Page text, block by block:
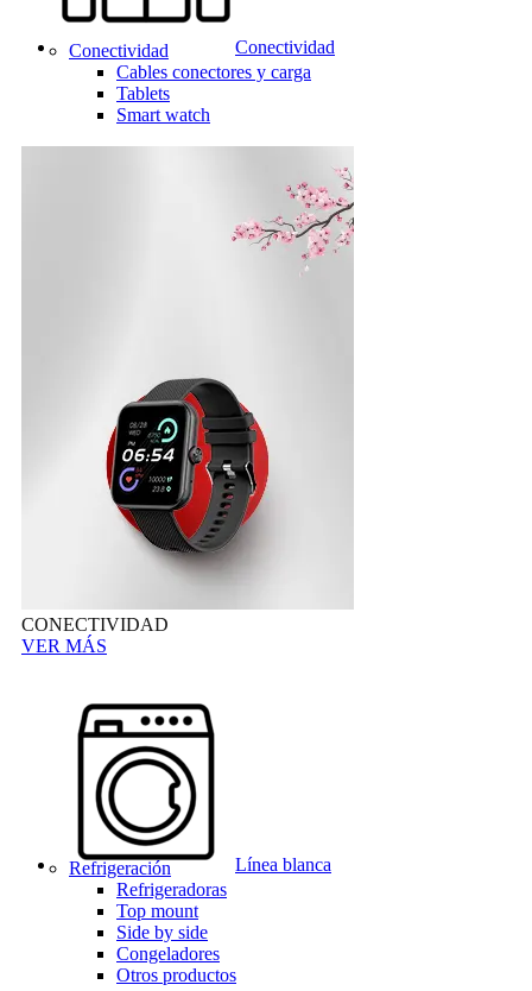
Conectividad
Conectividad
Cables conectores y carga
Tablets
Smart watch
CONECTIVIDAD
VER MÁS
Línea blanca
Refrigeración
Refrigeradoras
Top mount
Side by side
Congeladores
Otros productos